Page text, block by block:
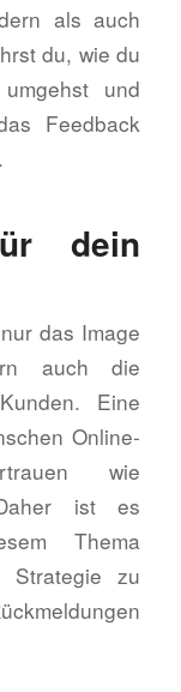
als auch
du, wie du
und
Feedback
dein
das Image
auch die
Eine
Online-
wie
ist es
Thema
Strategie zu